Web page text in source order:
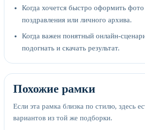
Когда хочется быстро оформить фото
поздравления или личного архива.
Когда важен понятный онлайн-
подогнать и скачать результат.
Похожие рамки
Если эта рамка близка по стилю, здесь
вариантов из той же подборки.